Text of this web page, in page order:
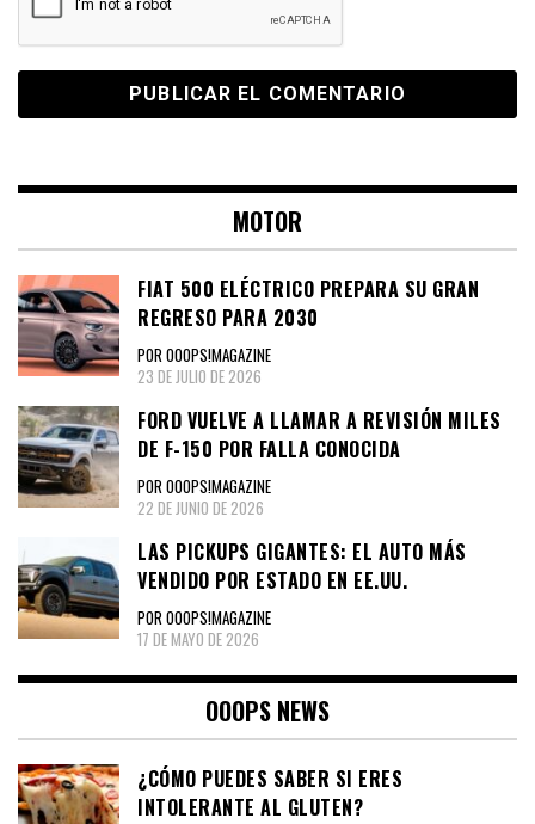
MOTOR
FIAT 500 ELÉCTRICO PREPARA SU GRAN
REGRESO PARA 2030
POR OOOPS!MAGAZINE
23 DE JULIO DE 2026
FORD VUELVE A LLAMAR A REVISIÓN MILES
DE F-150 POR FALLA CONOCIDA
POR OOOPS!MAGAZINE
22 DE JUNIO DE 2026
LAS PICKUPS GIGANTES: EL AUTO MÁS
VENDIDO POR ESTADO EN EE.UU.
POR OOOPS!MAGAZINE
17 DE MAYO DE 2026
OOOPS NEWS
¿CÓMO PUEDES SABER SI ERES
INTOLERANTE AL GLUTEN?